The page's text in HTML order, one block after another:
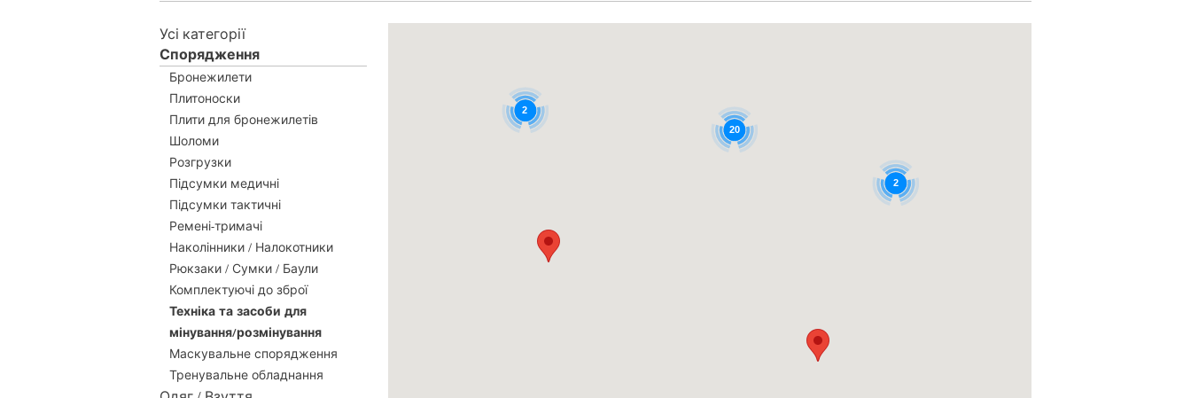
Усі категорії
Спорядження
Бронежилети
Плитоноски
Плити для бронежилетів
Шоломи
Розгрузки
Підсумки медичні
Підсумки тактичні
Ремені-тримачі
Наколінники / Налокотники
Рюкзаки / Сумки / Баули
Комплектуючі до зброї
Техніка та засоби для
мінування/розмінування
Маскувальне спорядження
Тренувальне обладнання
2
20
2